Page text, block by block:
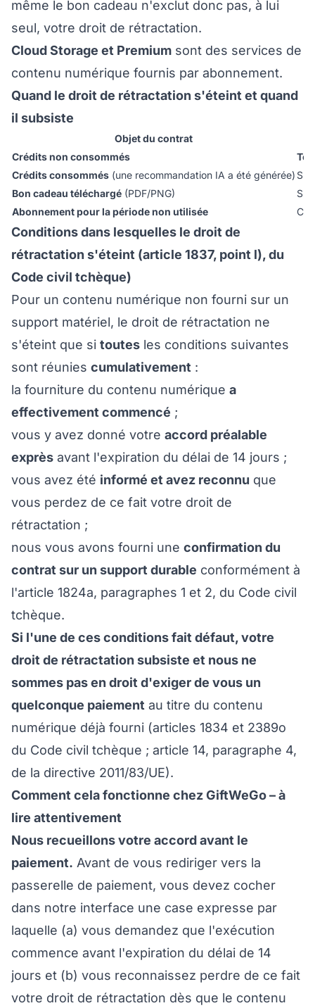
même le bon cadeau n'exclut donc pas, à lui
seul, votre droit de rétractation.
Cloud Storage et Premium sont des services de
contenu numérique fournis par abonnement.
Quand le droit de rétractation s'éteint et quand
il subsiste
Objet du contrat
Crédits non consommés
Crédits consommés (une recommandation IA a été générée)
Bon cadeau téléchargé (PDF/PNG)
Abonnement pour la période non utilisée
Conditions dans lesquelles le droit de
rétractation s'éteint (article 1837, point l), du
Code civil tchèque)
Pour un contenu numérique non fourni sur un
support matériel, le droit de rétractation ne
s'éteint que si toutes les conditions suivantes
sont réunies cumulativement :
la fourniture du contenu numérique a
effectivement commencé ;
vous y avez donné votre accord préalable
exprès avant l'expiration du délai de 14 jours ;
vous avez été informé et avez reconnu que
vous perdez de ce fait votre droit de
rétractation ;
nous vous avons fourni une confirmation du
contrat sur un support durable conformément à
l'article 1824a, paragraphes 1 et 2, du Code civil
tchèque.
Si l'une de ces conditions fait défaut, votre
droit de rétractation subsiste et nous ne
sommes pas en droit d'exiger de vous un
quelconque paiement au titre du contenu
numérique déjà fourni (articles 1834 et 2389o
du Code civil tchèque ; article 14, paragraphe 4,
de la directive 2011/83/UE).
Comment cela fonctionne chez GiftWeGo – à
lire attentivement
Nous recueillons votre accord avant le
paiement. Avant de vous rediriger vers la
passerelle de paiement, vous devez cocher
dans notre interface une case expresse par
laquelle (a) vous demandez que l'exécution
commence avant l'expiration du délai de 14
jours et (b) vous reconnaissez perdre de ce fait
votre droit de rétractation dès que le contenu